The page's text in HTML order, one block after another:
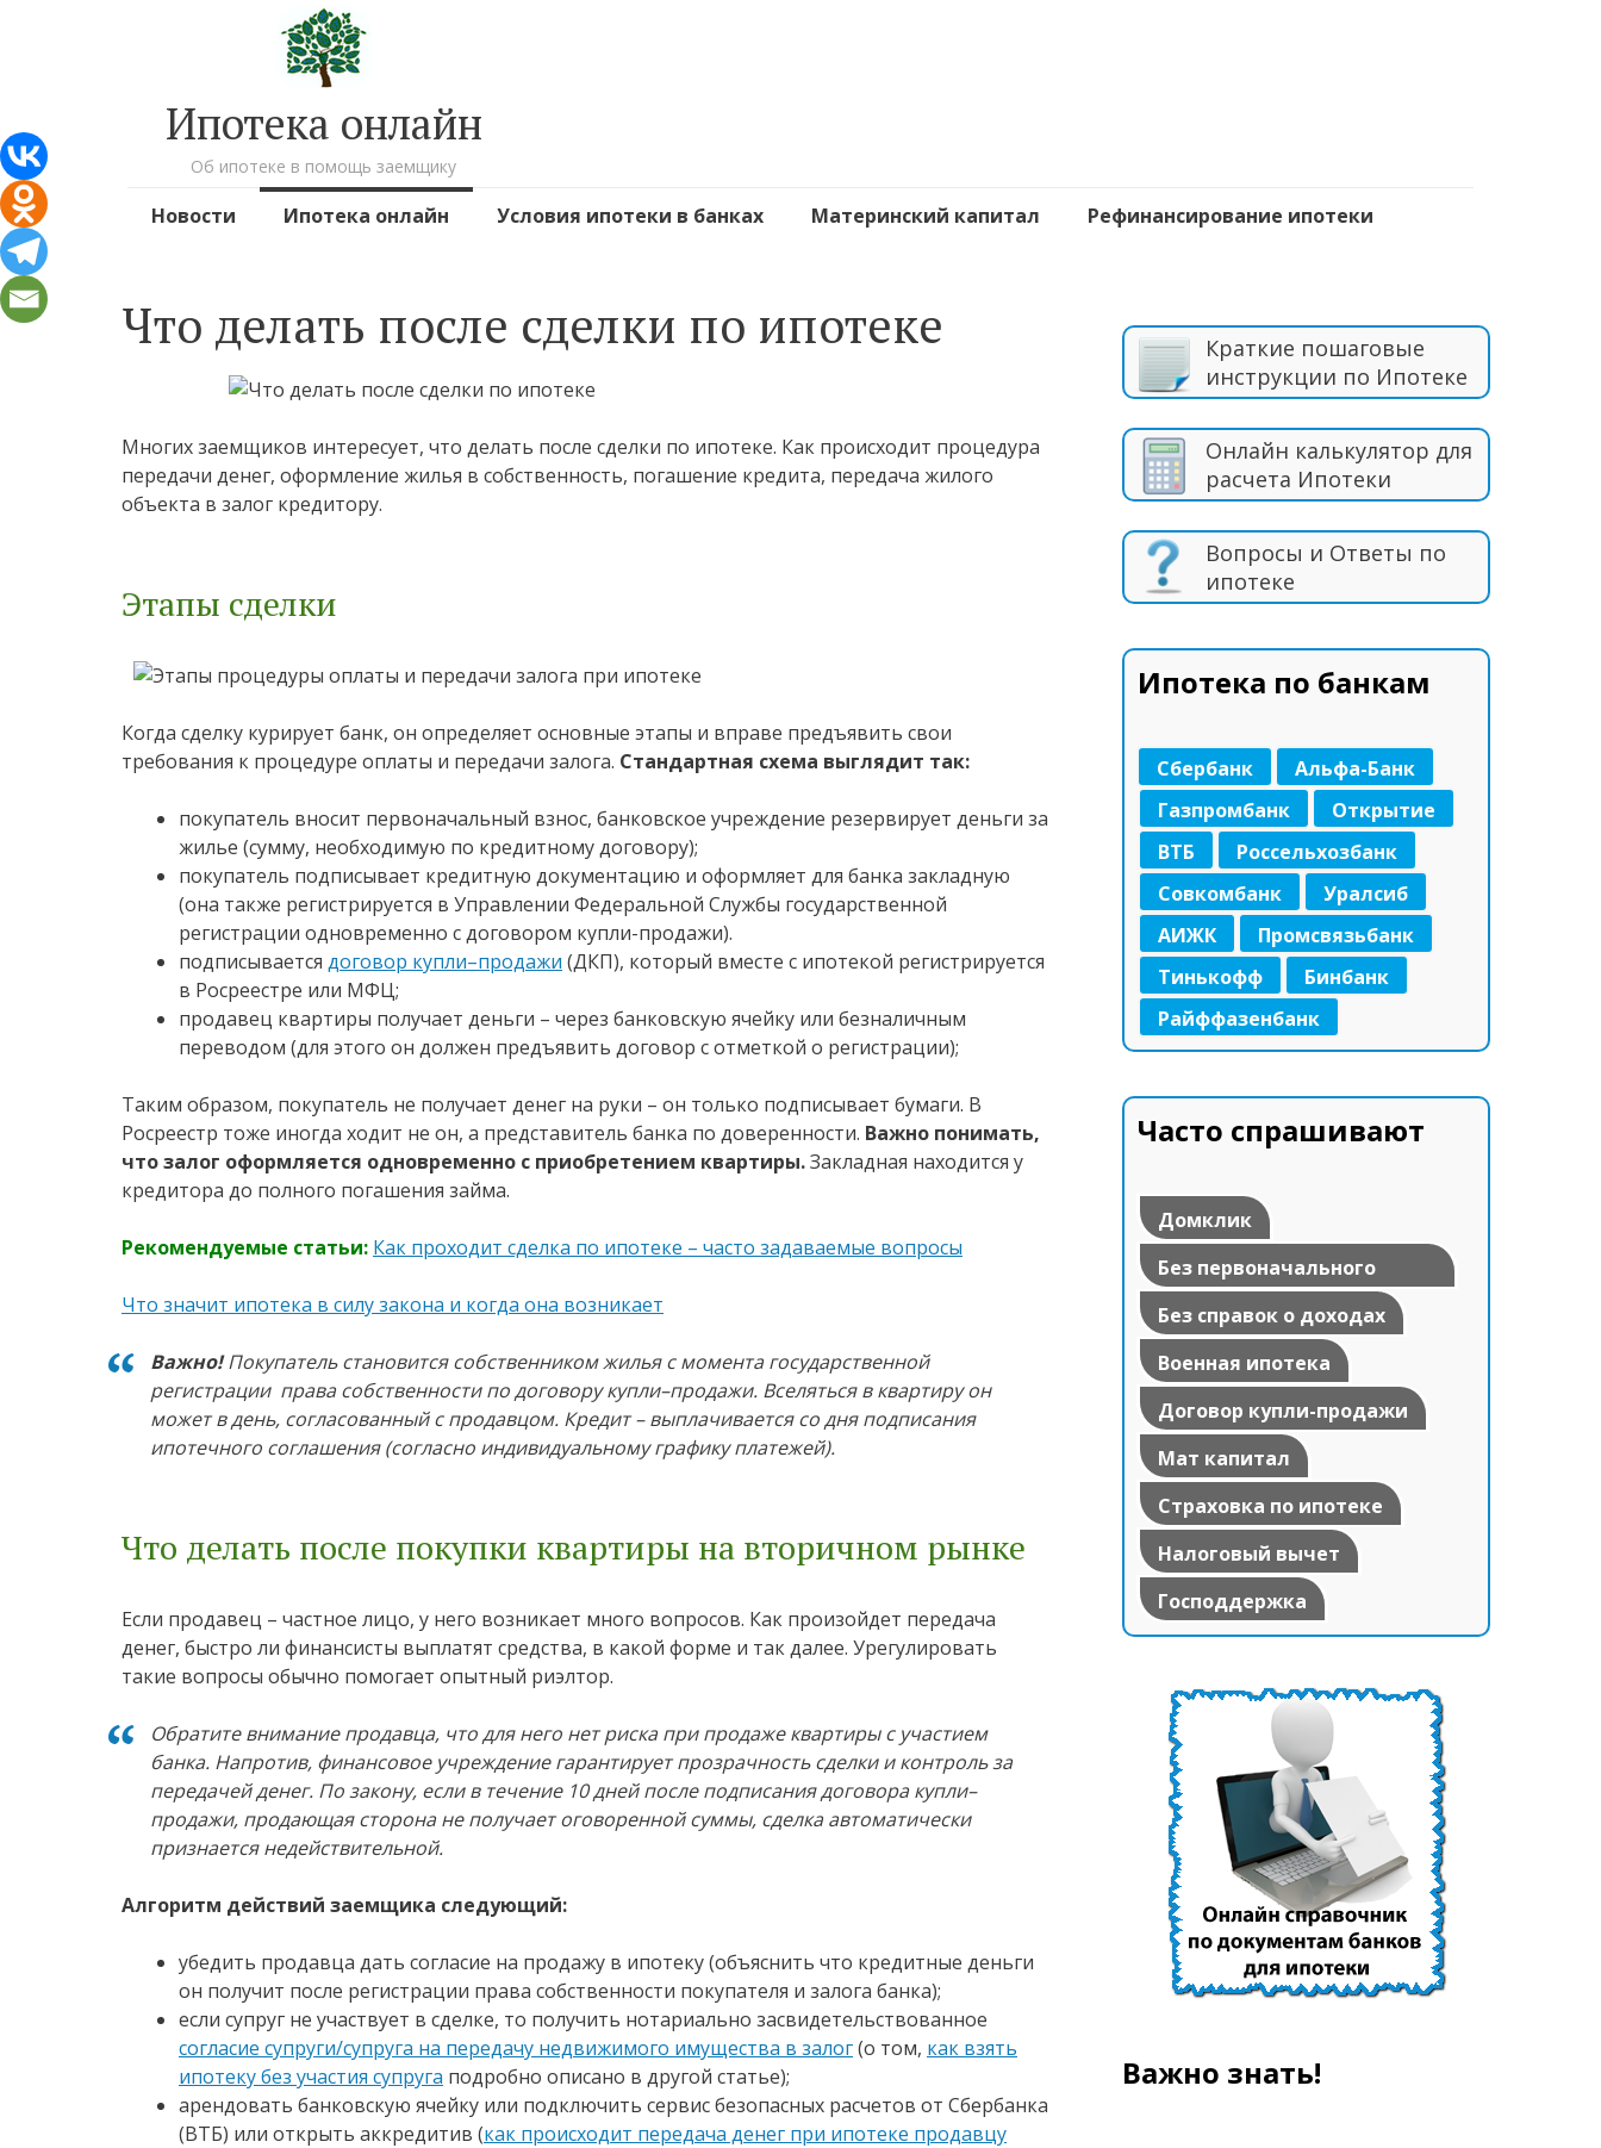
Ипотека онлайн
Об ипотеке в помощь заемщику
Перейти к содержимому
Новости Ипотека онлайн Условия ипотеки в банках Материнский капитал Рефинансирование ипотеки
Что делать после сделки по ипотеке
Многих заемщиков интересует, что делать после сделки по ипотеке. Как происходит процедура
передачи денег, оформление жилья в собственность, погашение кредита, передача жилого
объекта в залог кредитору.
Этапы сделки
Когда сделку курирует банк, он определяет основные этапы и вправе предъявить свои
требования к процедуре оплаты и передачи залога. Стандартная схема выглядит так:
покупатель вносит первоначальный взнос, банковское учреждение резервирует деньги за
жилье (сумму, необходимую по кредитному договору);
покупатель подписывает кредитную документацию и оформляет для банка закладную
(она также регистрируется в Управлении Федеральной Службы государственной
регистрации одновременно с договором купли-продажи).
подписывается договор купли–продажи (ДКП), который вместе с ипотекой регистрируется
в Росреестре или МФЦ;
продавец квартиры получает деньги – через банковскую ячейку или безналичным
переводом (для этого он должен предъявить договор с отметкой о регистрации);
Таким образом, покупатель не получает денег на руки – он только подписывает бумаги. В
Росреестр тоже иногда ходит не он, а представитель банка по доверенности. Важно понимать,
что залог оформляется одновременно с приобретением квартиры.Закладная находится у
кредитора до полного погашения займа.
Рекомендуемые статьи: Как проходит сделка по ипотеке – часто задаваемые вопросы
Что значит ипотека в силу закона и когда она возникает
Важно!Покупатель становится собственником жилья с момента государственной
регистрации права собственности по договору купли–продажи. Вселяться в квартиру он
может в день, согласованный с продавцом. Кредит – выплачивается со дня подписания
ипотечного соглашения (согласно индивидуальному графику платежей).
Что делать после покупки квартиры на вторичном рынке
Если продавец – частное лицо, у него возникает много вопросов. Как произойдет передача
денег, быстро ли финансисты выплатят средства, в какой форме и так далее. Урегулировать
такие вопросы обычно помогает опытный риэлтор.
Обратите внимание продавца, что для него нет риска при продаже квартиры с участием
банка. Напротив, финансовое учреждение гарантирует прозрачность сделки и контроль за
передачей денег. По закону, если в течение 10 дней после подписания договора купли–
продажи, продающая сторона не получает оговоренной суммы, сделка автоматически
признается недействительной.
Алгоритм действий заемщика следующий:
убедить продавца дать согласие на продажу в ипотеку (объяснить что кредитные деньги
он получит после регистрации права собственности покупателя и залога банка);
если супруг не участвует в сделке, то получить нотариально засвидетельствованное
согласие супруги/супруга на передачу недвижимого имущества в залог(о том, как взять
ипотеку без участия супруга подробно описано в другой статье);
арендовать банковскую ячейку или подключить сервис безопасных расчетов от Сбербанка
(ВТБ) или открыть аккредитив (как происходит передача денег при ипотеке продавцу
Краткие пошаговые
инструкции по Ипотеке
Онлайн калькулятор для
расчета Ипотеки
Вопросы и Ответы по
ипотеке
Ипотека по банкам
Сбербанк
Альфа-Банк
Газпромбанк
Открытие
ВТБ
Россельхозбанк
Совкомбанк
Уралсиб
АИЖК
Промсвязьбанк
Тинькофф
Бинбанк
Райффазенбанк
Часто спрашивают
Домклик
Без первоначального
взноса
Без справок о доходах
Военная ипотека
Договор купли-продажи
Мат капитал
Страховка по ипотеке
Налоговый вычет
Господдержка
Важно знать!